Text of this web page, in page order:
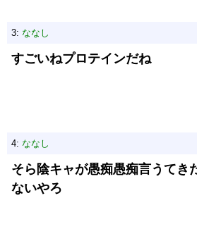
3: ななし
すごいねプロテインだね
4: ななし
そら陰キャが愚痴愚痴言うてき
ないやろ